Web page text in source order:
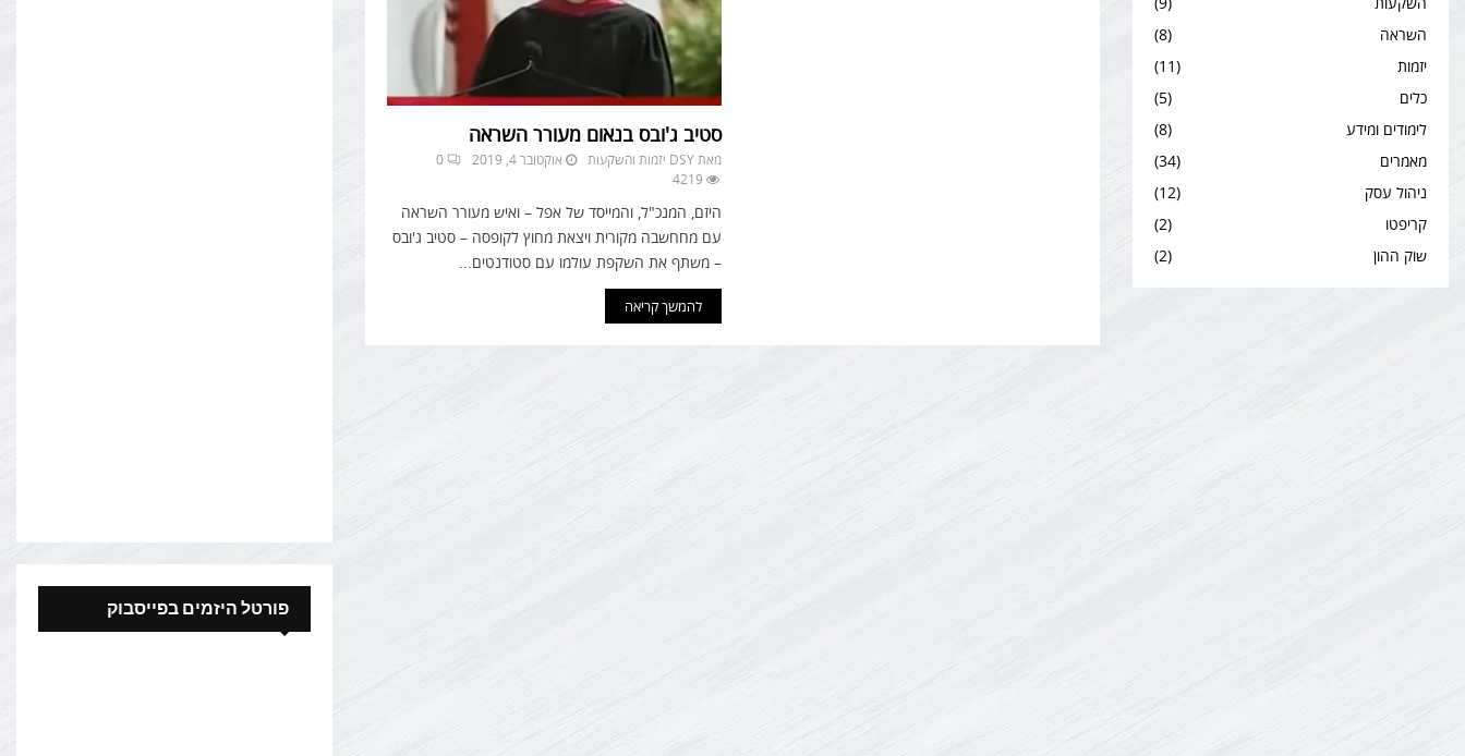
סטיב ג'ובס בנאום מעורר השראה
מאתDSY יזמות והשקעות אוקטובר 4, 2019
0
4219
היזם, המנכ"ל, והמייסד של אפל – ואיש מעורר השראה
עם מחחשבה מקורית ויצאת מחוץ לקופסה – סטיב ג'ובס
– משתף את השקפת עולמו עם סטודנטים...
להמשך קריאה
השראה
(8)
יזמות
(11)
כלים
(5)
לימודים ומידע
(8)
מאמרים
(34)
ניהול עסק
(12)
קריפטו
(2)
שוק ההון
(2)
פורטל היזמים בפייסבוק